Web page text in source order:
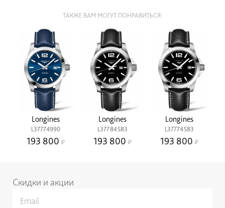
ТАКЖЕ ВАМ МОГУТ ПОНРАВИТЬСЯ:
Longines
L37774990
193 800
Longines
L37784583
193 800
Longines
L37774583
193 800
Скидки и акции